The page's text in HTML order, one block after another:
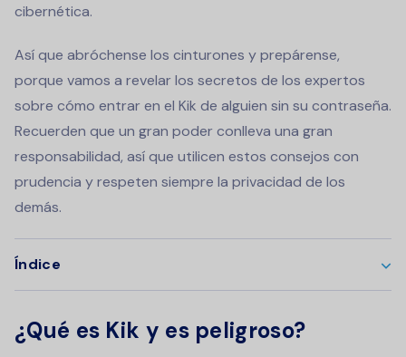
cibernética.
Así que abróchense los cinturones y prepárense,
porque vamos a revelar los secretos de los expertos
sobre cómo entrar en el Kik de alguien sin su contraseña.
Recuerden que un gran poder conlleva una gran
responsabilidad, así que utilicen estos consejos con
prudencia y respeten siempre la privacidad de los
demás.
Índice
¿Qué es Kik y es peligroso?